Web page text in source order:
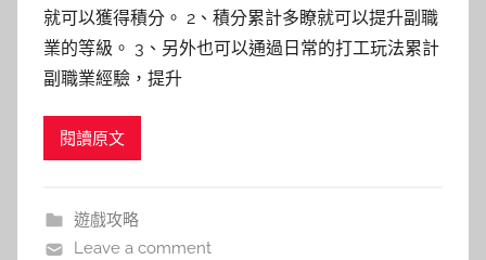
就可以獲得積分。 2、積分累計多瞭就可以提升副職
業的等級。 3、另外也可以通過日常的打工玩法累計
副職業經驗，提升
閱讀原文
遊戲攻略
Leave a comment